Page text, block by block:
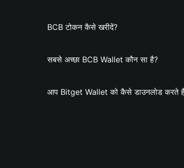
BCB टोकन कैसे खरीदें?
सबसे अच्छा BCB Wallet कौन सा है?
आप Bitget Wallet को कैसे डाउनलोड करते